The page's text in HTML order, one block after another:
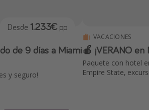
de 9 días a Miami
y seguro!
Desde 1.233€ pp
VACACIONES
🍎 ¡VERANO en
Paquete con hotel
Empire State,